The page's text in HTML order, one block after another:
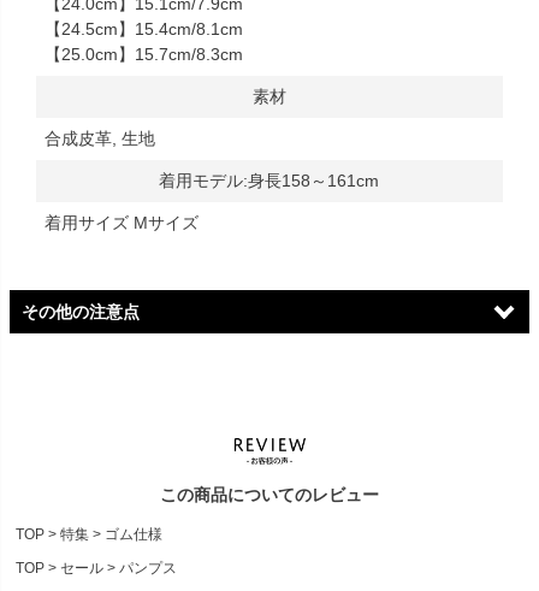
【24.0cm】15.1cm/7.9cm
【24.5cm】15.4cm/8.1cm
【25.0cm】15.7cm/8.3cm
素材
合成皮革, 生地
着用モデル:身長158～161cm
着用サイズ Mサイズ
その他の注意点
ネーム（インソール・タグ・靴箱等）に新旧ロゴが混在する場合
換は承りかねます。なお、商品の品質・履き心地・仕様に違いは
ございませんので、安心してお買い求めくださいませ。
この商品についてのレビュー
TOP 特集
ゴム仕様
TOP
セール パンプス